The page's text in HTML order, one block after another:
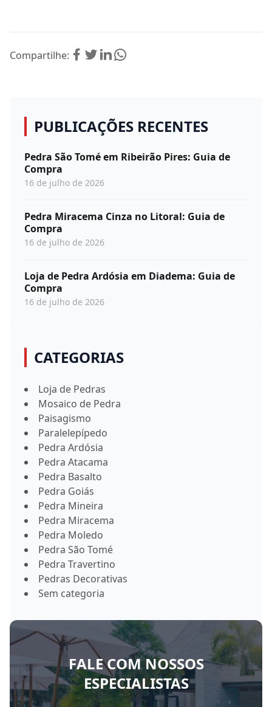
Compartilhe:
PUBLICAÇÕES RECENTES
Pedra São Tomé em Ribeirão Pires: Guia de
Compra
16 de julho de 2026
Pedra Miracema Cinza no Litoral: Guia de
Compra
16 de julho de 2026
Loja de Pedra Ardósia em Diadema: Guia de
Compra
16 de julho de 2026
CATEGORIAS
Loja de Pedras
Mosaico de Pedra
Paisagismo
Paralelepípedo
Pedra Ardósia
Pedra Atacama
Pedra Basalto
Pedra Goiás
Pedra Mineira
Pedra Miracema
Pedra Moledo
Pedra São Tomé
Pedra Travertino
Pedras Decorativas
Sem categoria
FALE COM NOSSOS
ESPECIALISTAS